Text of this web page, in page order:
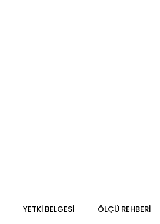
YETKİ BELGESİ ÖLÇÜ REHBERI